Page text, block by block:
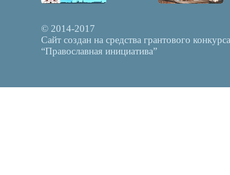
© 2014-2017
Сайт создан на средства грантового конкурса
“Православная инициатива”